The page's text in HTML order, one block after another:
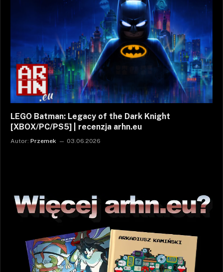
LEGO Batman: Legacy of the Dark Knight
[XBOX/PC/PS5] | recenzja arhn.eu
Autor: Przemek 03.06.2026